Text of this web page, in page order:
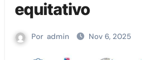
equitativo
Por admin Nov 6, 2025